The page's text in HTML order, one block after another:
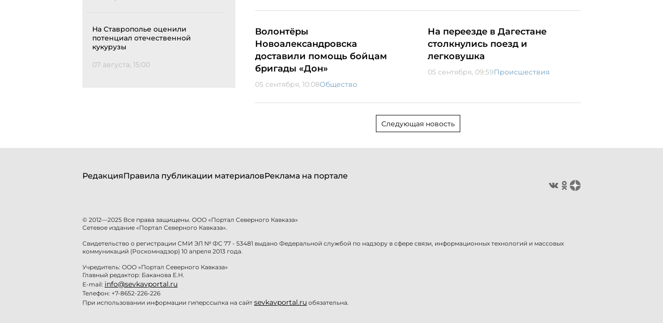
На Ставрополье оценили
потенциал отечественной
кукурузы
07 августа, 15:00
Волонтёры
Новоалександровска
доставили помощь бойцам
бригады «Дон»
05 сентября, 10:08Общество
На переезде в Дагестане
столкнулись поезд и
легковушка
05 сентября, 09:59Происшествия
Следующая новость
РедакцияПравила публикации материаловРеклама на портале
© 2012—2025 Все права защищены. ООО «Портал Северного Кавказа»
Сетевое издание «Портал Северного Кавказа».
Свидетельство о регистрации СМИ ЭЛ № ФС 77 - 53481 выдано Федеральной службой по надзору в сфере связи, информационных технологий и массовых
коммуникаций (Роскомнадзор) 10 апреля 2013 года.
Учредитель: ООО «Портал Северного Кавказа»
Главный редактор: Баканова Е.Н.
E-mail: info@sevkavportal.ru
Телефон: +7-8652-226-226
При использовании информации гиперссылка на сайт sevkavportal.ru обязательна.